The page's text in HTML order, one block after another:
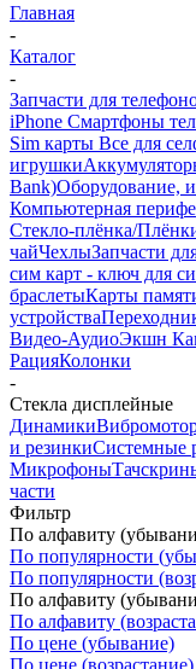
Главная
-
Каталог
-
Запчасти для
iPhone Смартфоны
Sim карты Все для
игрушки
Bank)Оборудование,
Компьютерная
Стекло-плёнка/
чайЧехлыЗапчасти
сим карт - ключ для
браслетыКарты
устройства
Видео-АудиоЭкшн
РацияКолонки
-
Стекла дисплейные
Динамики
и резинкиСистемные
Микрофоны
части
Фильтр
По алфавиту
По популярности
По популярности
По алфавиту
По алфавиту
По цене (убывание)
По цене (возрастание)